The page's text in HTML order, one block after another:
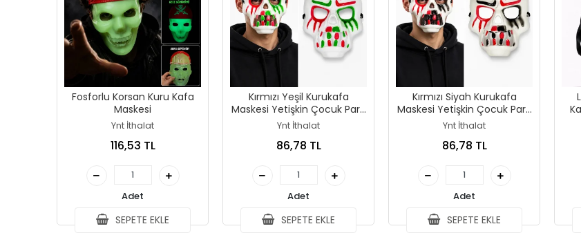
Fosforlu Korsan Kuru Kafa
Maskesi
Ynt İthalat
116,53 TL
Adet
SEPETE EKLE
Kırmızı Yeşil Kurukafa
Maskesi Yetişkin Çocuk Parti
Maskesi
Ynt İthalat
86,78 TL
Adet
SEPETE EKLE
Kırmızı Siyah Kurukafa
Maskesi Yetişkin Çocuk Parti
Maskesi
Ynt İthalat
86,78 TL
Adet
SEPETE EKLE